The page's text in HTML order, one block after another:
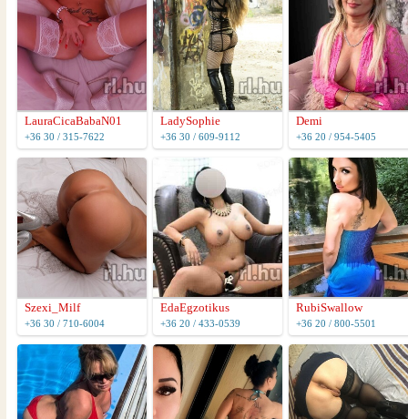
LauraCicaBabaN01
+36 30 / 315-7622
LadySophie
+36 30 / 609-9112
Demi
+36 20 / 954-5405
Szexi_Milf
+36 30 / 710-6004
EdaEgzotikus
+36 20 / 433-0539
RubiSwallow
+36 20 / 800-5501